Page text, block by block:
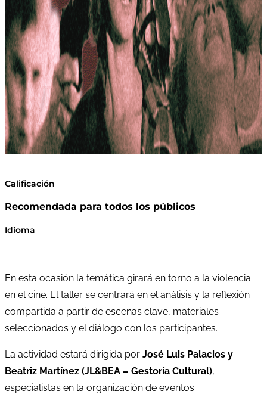
Calificación
Recomendada para todos los públicos
Idioma
En esta ocasión la temática girará en torno a la violencia
en el cine. El taller se centrará en el análisis y la reflexión
compartida a partir de escenas clave, materiales
seleccionados y el diálogo con los participantes.
La actividad estará dirigida por José Luis Palacios y
Beatriz Martínez (JL&BEA – Gestoría Cultural),
especialistas en la organización de eventos